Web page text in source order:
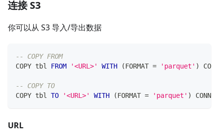
连接 S3
你可以从 S3 导入/导出数据
-- COPY FROM
COPY tbl FROM '<URL>' WITH (FORMAT = 'parquet' )
-- COPY TO
COPY tbl TO '<URL>' WITH (FORMAT = 'parquet' )
URL